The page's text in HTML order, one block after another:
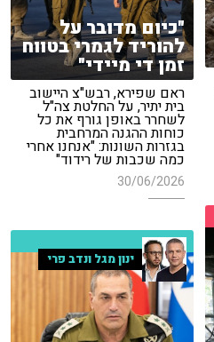
"כיום מדובר על
להוריד לגמרי בטווח
זמן די מיידי"
ראם שפירא, רבש"צ היישוב
בית יתיר, על החלטת צה"ל
לשחרר באופן גורף את כל
כוחות ההגנה המרחבית
בגזרות השונות: "אנחנו אחרי
כמה שכבות של רידוד"
30/06/2026
ינון מגל ונדב פרי